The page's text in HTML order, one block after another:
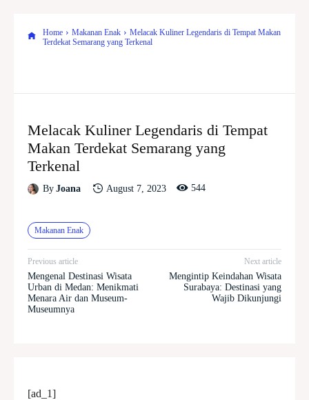
Home Makanan Enak
Melacak Kuliner Legendaris di Tempat Makan
Terdekat Semarang yang Terkenal
Melacak Kuliner Legendaris di Tempat
Makan Terdekat Semarang yang
Terkenal
By Joana August 7, 2023 544
Makanan Enak
Previous article
Mengenal Destinasi Wisata
Urban di Medan: Menikmati
Menara Air dan Museum-
Museumnya
Next article
Mengintip Keindahan Wisata
Surabaya: Destinasi yang
Wajib Dikunjungi
[ad_1]